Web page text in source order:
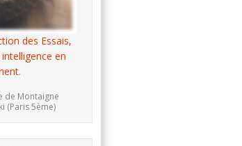
des Essais,
en
de Montaigne
(Paris 5ème)